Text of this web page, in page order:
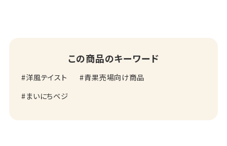
この商品のキーワード
洋風テイスト
青果売場向け商品
まいにちベジ